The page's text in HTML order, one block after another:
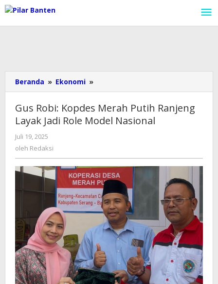
Lewati
ke
konten
Beranda » Ekonomi »
Robi:
Merah
Putih
Model
Nasional
Gus Robi: Kopdes Merah Putih Ranjeng
Layak Jadi Role Model Nasional
Juli 19, 2025
oleh Redaksi